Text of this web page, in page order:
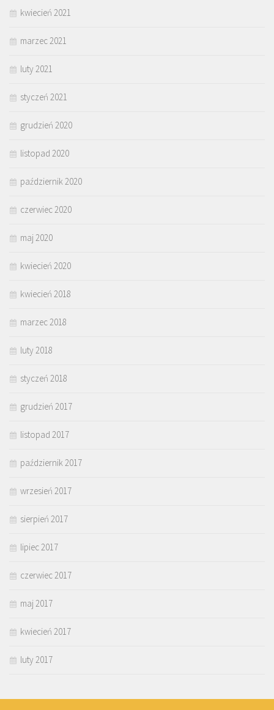
kwiecień 2021
marzec 2021
luty 2021
styczeń 2021
grudzień 2020
listopad 2020
październik 2020
czerwiec 2020
maj 2020
kwiecień 2020
kwiecień 2018
marzec 2018
luty 2018
styczeń 2018
grudzień 2017
listopad 2017
październik 2017
wrzesień 2017
sierpień 2017
lipiec 2017
czerwiec 2017
maj 2017
kwiecień 2017
luty 2017